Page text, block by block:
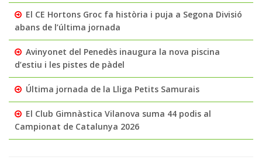
El CE Hortons Groc fa història i puja a Segona Divisió
abans de l’última jornada
Avinyonet del Penedès inaugura la nova piscina
d’estiu i les pistes de pàdel
Última jornada de la Lliga Petits Samurais
El Club Gimnàstica Vilanova suma 44 podis al
Campionat de Catalunya 2026